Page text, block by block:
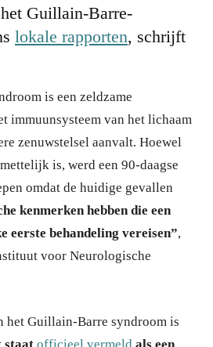
Guillain-Barre-
lokale rapporten, schrijft
is een zeldzame
immuunsysteem van het lichaam
zenuwstelsel aanvalt. Hoewel
is, werd een 90-daagse
omdat de huidige gevallen
kenmerken hebben die een
eerste behandeling vereisen”,
voor Neurologische
het Guillain-Barre syndroom is